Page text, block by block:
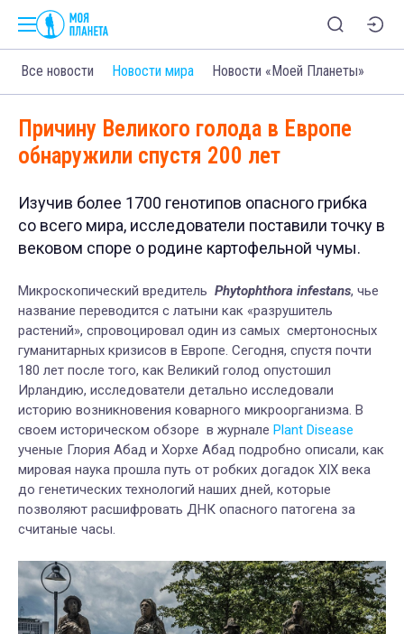
Все новости Новости мира Новости «Моей Планеты»
Причину Великого голода в Европе
обнаружили спустя 200 лет
Изучив более 1700 генотипов опасного грибка
со всего мира, исследователи поставили точку в
вековом споре о родине картофельной чумы.
Микроскопический вредитель Phytophthora infestans, чье
название переводится с латыни как «разрушитель
растений», спровоцировал один из самых смертоносных
гуманитарных кризисов в Европе. Сегодня, спустя почти
180 лет после того, как Великий голод опустошил
Ирландию, исследователи детально исследовали
историю возникновения коварного микроорганизма. В
своем историческом обзоре в журнале Plant Disease
ученые Глория Абад и Хорхе Абад подробно описали, как
мировая наука прошла путь от робких догадок XIX века
до генетических технологий наших дней, которые
позволяют расшифровать ДНК опасного патогена за
считаные часы.